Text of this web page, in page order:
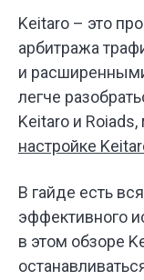
Keitaro – это
арбитража
и
легче
Keitaro и
настройке
В гайде есть
эффективного
в этом обзоре